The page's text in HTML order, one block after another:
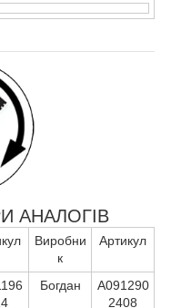
АНАЛОГІВ
Виробни
к
Артикул
Богдан
А091290
2408